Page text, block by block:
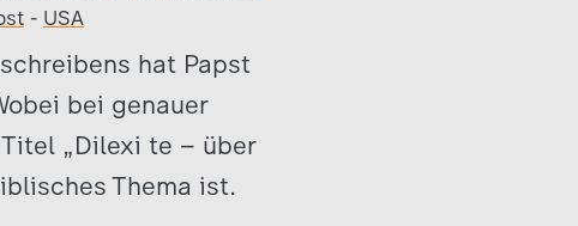
- USA
hat Papst
bei genauer
„Dilexi te – über
Thema ist.